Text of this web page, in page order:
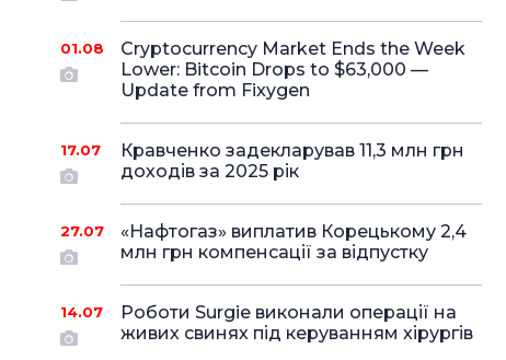
01.08
Cryptocurrency Market Ends the Week
Lower: Bitcoin Drops to $63,000 —
Update from Fixygen
17.07
Кравченко задекларував 11,3 млн грн
доходів за 2025 рік
27.07
«Нафтогаз» виплатив Корецькому 2,4
млн грн компенсації за відпустку
14.07
Роботи Surgie виконали операції на
живих свинях під керуванням хірургів